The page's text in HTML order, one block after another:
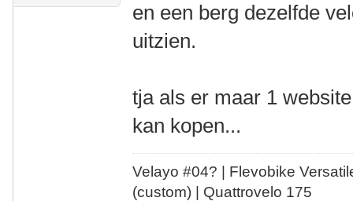
en een berg dezelfde
uitzien.
tja als er maar 1
kan kopen...
Velayo #04? | Flevobike
(custom) | Quattrovelo 175